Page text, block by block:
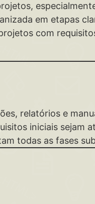
em etapas
com
relatórios e
iniciais sejam
todas as fases